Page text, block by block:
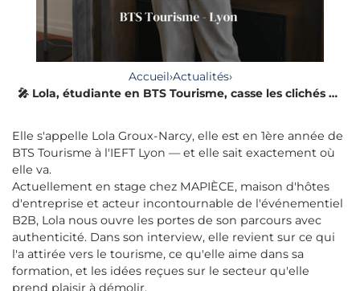
Accueil›Actualités›
🎤 Lola, étudiante en BTS Tourisme, casse les clichés du secteur
Elle s'appelle Lola Groux-Narcy, elle est en 1ère année de
BTS Tourisme à l'IEFT Lyon — et elle sait exactement où
elle va.
Actuellement en stage chez MAPIÈCE, maison d'hôtes
d'entreprise et acteur incontournable de l'événementiel
B2B, Lola nous ouvre les portes de son parcours avec
authenticité. Dans son interview, elle revient sur ce qui
l'a attirée vers le tourisme, ce qu'elle aime dans sa
formation, et les idées reçues sur le secteur qu'elle
prend plaisir à démolir.